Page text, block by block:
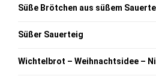
Süße Brötchen aus süßem
Süßer Sauerteig
Wichtelbrot – Weihnachtsidee –